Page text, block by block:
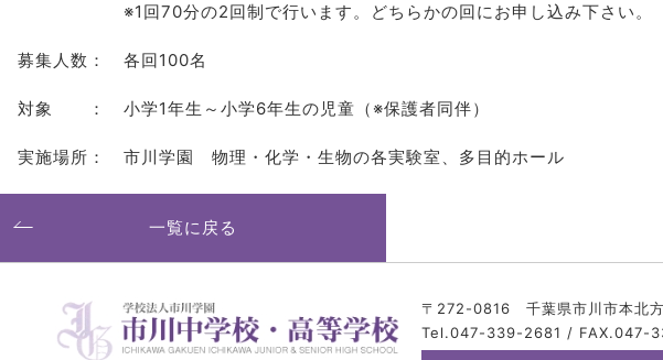
※1回70分の2回制で行います。どちらかの回にお申し込み下さい。
募集人数： 各回100名
対象 ： 小学1年生～小学6年生の児童（※保護者同伴）
実施場所： 市川学園 物理・化学・生物の各実験室、多目的ホール
一覧に戻る
〒272-0816 千葉県市川市本北
Tel.047-339-2681 / FAX.047-